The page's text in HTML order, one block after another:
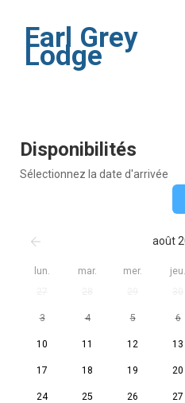
Earl Grey
Lodge
Disponibilités
Sélectionnez la date d'arrivée
août
lun. mar. mer. jeu.
3 4 5 6
10 11 12 13
17 18 19 20
24 25 26 27